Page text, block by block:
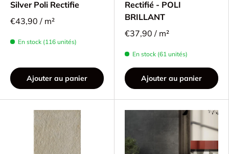
Silver Poli Rectifie
€43,90 / m²
En stock (116 unités)
Ajouter au panier
Rectifié - POLI
BRILLANT
€37,90 / m²
En stock (61 unités)
Ajouter au panier